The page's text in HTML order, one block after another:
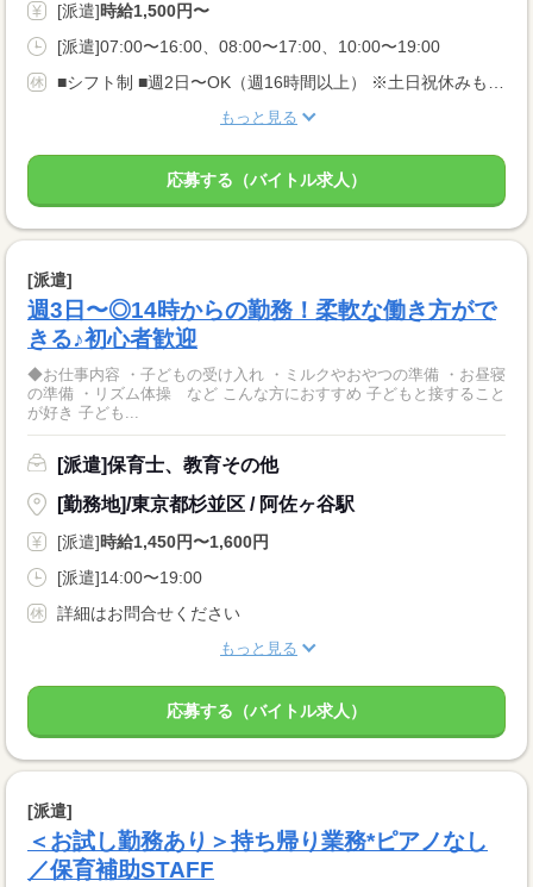
[派遣]時給1,500円〜
[派遣]07:00〜16:00、08:00〜17:00、10:00〜19:00
もっと見る
応募する（バイトル求人）
[派遣]
週3日〜◎14時からの勤務！柔軟な働き方がで
きる♪初心者歓迎
◆お仕事内容 ・子どもの受け入れ ・ミルクやおやつの準備 ・お昼寝
の準備 ・リズム体操 など こんな方におすすめ 子どもと接すること
が好き 子ども...
[派遣]保育士、教育その他
[勤務地]/東京都杉並区 / 阿佐ヶ谷駅
[派遣]時給1,450円〜1,600円
[派遣]14:00〜19:00
詳細はお問合せください
もっと見る
応募する（バイトル求人）
[派遣]
＜お試し勤務あり＞持ち帰り業務*ピアノなし
／保育補助STAFF